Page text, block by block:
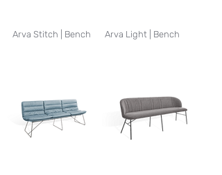
Arva Stitch | Bench Arva Light | Bench